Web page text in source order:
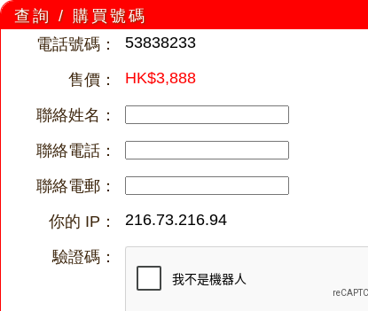
查詢 / 購買號碼
電話號碼：
53838233
售價： HK$3,888
聯絡姓名：
聯絡電話：
聯絡電郵：
你的 IP：
216.73.216.94
驗證碼：